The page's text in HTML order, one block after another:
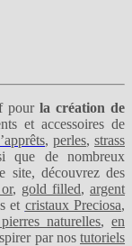
pourla création de
et accessoires de
, perles, strass
que de nombreux
site, découvrez des
, gold filled, argent
et cristaux Preciosa,
naturelles, en
par nostutoriels